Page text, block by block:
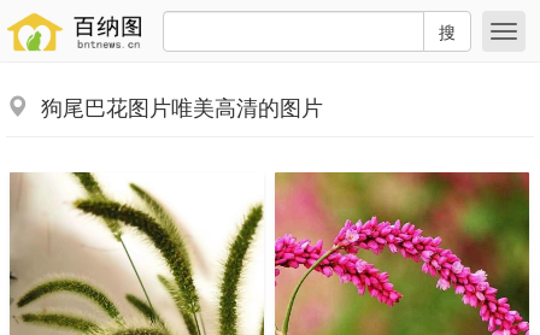
搜
狗尾巴花图片唯美高清的图片